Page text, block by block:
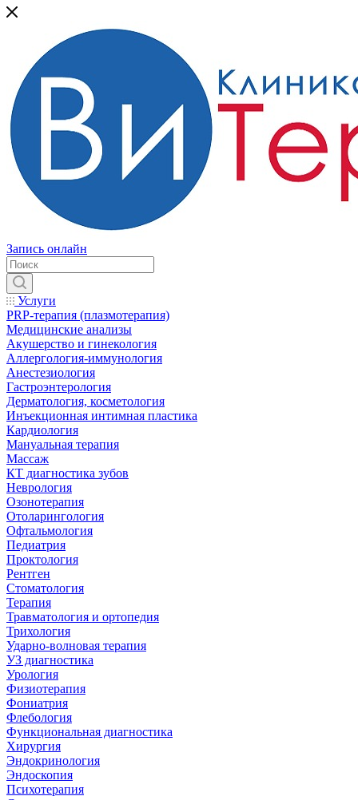
Запись онлайн
Услуги
PRP-терапия (плазмотерапия)
Медицинские анализы
Акушерство и гинекология
Аллергология-иммунология
Анестезиология
Гастроэнтерология
Дерматология, косметология
Инъекционная интимная пластика
Кардиология
Мануальная терапия
Массаж
КТ диагностика зубов
Неврология
Озонотерапия
Отоларингология
Офтальмология
Педиатрия
Проктология
Рентген
Стоматология
Терапия
Травматология и ортопедия
Трихология
Ударно-волновая терапия
УЗ диагностика
Урология
Физиотерапия
Фониатрия
Флебология
Функциональная диагностика
Хирургия
Эндокринология
Эндоскопия
Психотерапия